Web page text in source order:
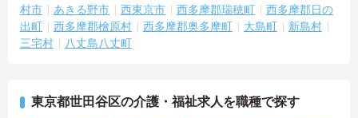
村市 あきる野市 西東京市 西多摩郡瑞穂町
西多摩郡日の
出町
西多摩郡檜原村 西多摩郡奥多摩町 大島町
新島村
三宅村
八丈島八丈町
東京都世田谷区の介護・福祉求人を職種で探す